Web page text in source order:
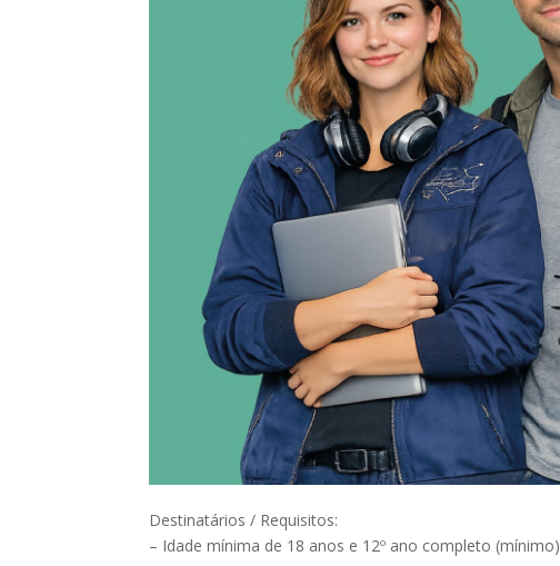
Destinatários / Requisitos:
– Idade mínima de 18 anos e 12º ano completo (mínimo)